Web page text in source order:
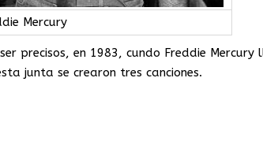
Mercury
precisos, en 1983, cundo Freddie Mercury
junta se crearon tres canciones.